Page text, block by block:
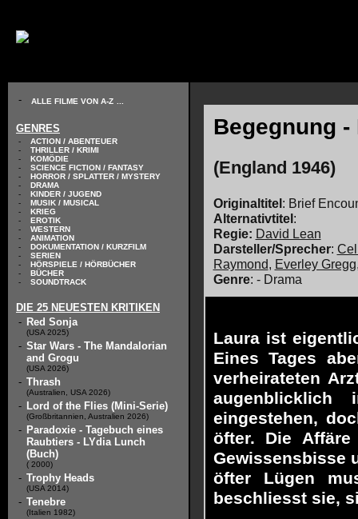
- ALLE FILME VON A-Z
GENRES
-
-
-
-
-
-
-
-
-
-
-
-
-
-
-
-
-
ACTION / ABENTEUER
THRILLER / KRIMI
KOMÖDIE
SCIENCE FICTION / FANTASY
HORROR / SPLATTER / MYSTERY
DRAMA
KINDER / JUGEND
MUSIK / MUSICAL
KRIEG
EROTIK
WESTERN
ANIMATION
DOKUMENTATION / KURZFILM
SERIEN
HÖRSPIELE / HÖRBÜCHER
BÜCHER
SOUNDTRACK
DIE 25 NEUESTEN KRITIKEN
- Red Sonja
(USA 2025)
- Star Wars - The Mandalorian
and Grogu
(USA 2026)
- Thrash
(Australien, USA 2026)
- Lord of the Flies (Mini-Serie)
(Großbritannien, Australien 2026)
- Paradoxie - Tagebuch eines
Raubtiers - LYdia Lunch
(Buch)
( 2000)
- Trophy Heads
(USA 2014)
- Tenebre
(Italien 1982)
Begegnung
(England 1946)
Originaltitel : Brief
Alternativtitel :
Regie: David Lean
Darsteller/Sprecher:
Raymond, Everley Gregg
Genre: - Drama
Laura ist
Eines Tages
verheirateten
eingestehen,
öfter. Die
Gewissensbisse
öfter Lügen
beschliesst sie,